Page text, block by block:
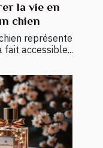
la vie en
chien
représente
fait accessible...